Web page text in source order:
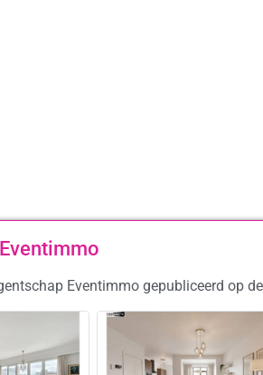
Eventimmo gepubliceerd op